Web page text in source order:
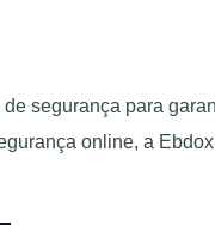
segurança para
online, a